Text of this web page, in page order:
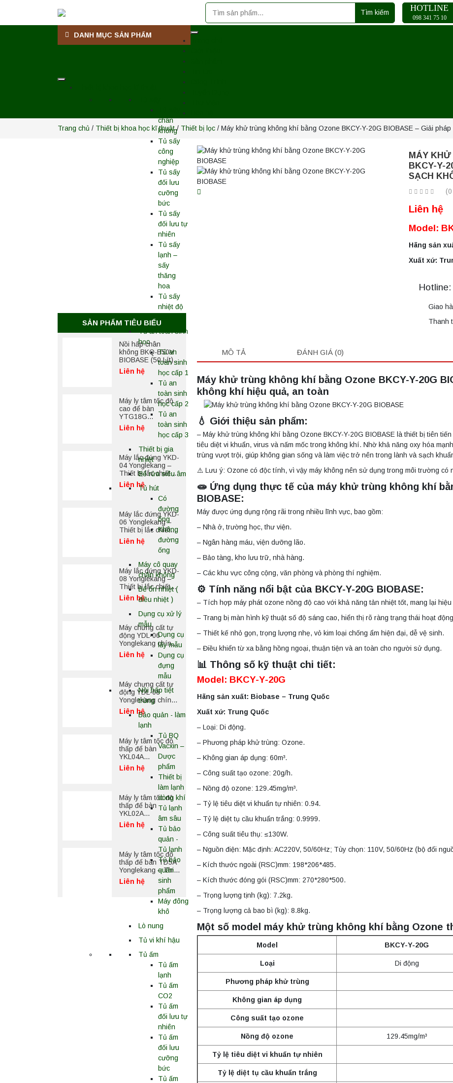
Tìm kiếm HOTLINE
098 341 75 10
DANH MỤC SẢN PHẨM
chân
không
Tủ sấy
công
nghiệp
Tủ sấy
đối lưu
cưỡng
bức
Tủ sấy
đối lưu tự
nhiên
Tủ sấy
lạnh –
sấy
thăng
hoa
Tủ sấy
nhiệt độ
Tủ an toàn sinh
học
Tủ an
toàn sinh
học cấp 1
Tủ an
toàn sinh
học cấp 2
Tủ an
toàn sinh
học cấp 3
Thiết bị gia
nhiệt
Bể rửa siêu âm
Tủ hút
Có
đường
ống
Không
đường
ống
Máy cô quay
chân không
Bể ổn nhiệt (
điều nhiệt )
Dụng cụ xử lý
mẫu
Dụng cụ
lấy mẫu
Dụng cụ
đựng
mẫu
Nồi hấp tiệt
trùng
Bảo quản - làm
lạnh
Tủ BQ
Vacxin –
Dược
phẩm
Thiết bị
làm lạnh
dòng khí
Tủ lạnh
âm sâu
Tủ bảo
quản -
Tủ lạnh
Tủ bảo
quản
sinh
phẩm
Máy đông
khô
Lò nung
Tủ vi khí hậu
Tủ ấm
Tủ ấm
lạnh
Tủ ấm
CO2
Tủ ấm
đối lưu tự
nhiên
Tủ ấm
đối lưu
cưỡng
bức
Tủ ấm
Trang chủ / Thiết bị khoa học kĩ thuật/ Thiết bị lọc / Máy khử trùng không khí bằng Ozone BKCY-Y-20G BIOBASE – Giải
MÁY
BKCY-Y-
SẠCH
Liên hệ
Model:
Hãng sản
Xuất xứ:
Hotline:
Giao
Thanh
MÔ TẢ ĐÁNH GIÁ (0)
Máy khử trùng không khí bằng Ozone BKCY-Y-20G
không khí hiệu quả, an toàn
💧 Giới thiệu sản phẩm:
– Máy khử trùng không khí bằng Ozone BKCY-Y-20G BIOBASE là thiết bị tiên
tiêu diệt vi khuẩn, virus và nấm mốc trong không khí. Nhờ khả năng oxy hóa
trùng vượt trội, giúp không gian sống và làm việc trở nên trong lành và sạch
⚠️ Lưu ý: Ozone có độc tính, vì vậy máy không nên sử dụng trong môi trường có
🧫 Ứng dụng thực tế của máy khử trùng không khí
BIOBASE:
Máy được ứng dụng rộng rãi trong nhiều lĩnh vực, bao gồm:
– Nhà ở, trường học, thư viện.
– Ngân hàng máu, viện dưỡng lão.
– Bảo tàng, kho lưu trữ, nhà hàng.
– Các khu vực công cộng, văn phòng và phòng thí nghiệm.
⚙️ Tính năng nổi bật của BKCY-Y-20G BIOBASE:
– Tích hợp máy phát ozone nồng độ cao với khả năng tản nhiệt tốt, mang lại
– Trang bị màn hình kỹ thuật số độ sáng cao, hiển thị rõ ràng trạng thái hoạt
– Thiết kế nhỏ gọn, trọng lượng nhẹ, vỏ kim loại chống ẩm hiện đại, dễ vệ sinh.
– Điều khiển từ xa bằng hồng ngoại, thuận tiện và an toàn cho người sử dụng.
📊 Thông số kỹ thuật chi tiết:
Model: BKCY-Y-20G
Hãng sản xuất: Biobase – Trung Quốc
Xuất xứ: Trung Quốc
– Loại: Di động.
– Phương pháp khử trùng: Ozone.
– Không gian áp dụng: 60m³.
– Công suất tạo ozone: 20g/h.
– Nồng độ ozone: 129.45mg/m³.
– Tỷ lệ tiêu diệt vi khuẩn tự nhiên: 0.94.
– Tỷ lệ diệt tụ cầu khuẩn trắng: 0.9999.
– Công suất tiêu thụ: ≤130W.
– Nguồn điện: Mặc định: AC220V, 50/60Hz; Tùy chọn: 110V, 50/60Hz (bộ đổi
– Kích thước ngoài (RSC)mm: 198*206*485.
– Kích thước đóng gói (RSC)mm: 270*280*500.
– Trọng lượng tịnh (kg): 7.2kg.
– Trọng lượng cả bao bì (kg): 8.8kg.
Một số model máy khử trùng không khí bằng Ozone
Model BKCY-Y-20G
Loại Di động
Phương pháp khử trùng
Không gian áp dụng
Công suất tạo ozone
Nồng độ ozone 129.45mg/m³
Tỷ lệ tiêu diệt vi khuẩn tự nhiên
Tỷ lệ diệt tụ cầu khuẩn trắng
SẢN PHẨM TIÊU BIỂU
Nồi hấp chân
không BKQ-B50V
BIOBASE (50 Lít) –
Giải pháp tiệt trùng
hiệu quả
Liên hệ
Máy ly tâm tốc độ
cao để bàn
YTG18G
Yonglekang – Thiết
bị ly tâm phòng thí
Liên hệ
Máy lắc đứng YKD-
04 Yonglekang –
Thiết bị lắc chiết
mẫu phòng thí
nghiệm
Liên hệ
Máy lắc đứng YKD-
06 Yonglekang –
Thiết bị lắc chiết
mẫu phòng thí
nghiệm
Liên hệ
Máy lắc đứng YKD-
08 Yonglekang –
Thiết bị lắc chiết
mẫu phòng thí
nghiệm
Liên hệ
Máy chưng cất tự
động YDL-06
Yonglekang chính
hãng – Thiết bị
chưng cất mẫu
nước phòng thí
Liên hệ
Máy chưng cất tự
động YDL-08
Yonglekang chính
hãng – Thiết bị
chưng cất mẫu
nước phòng thí
nghiệm
Liên hệ
Máy ly tâm tốc độ
thấp để bàn
YKL04A
Yonglekang – Máy
ly tâm phòng thí
Liên hệ
Máy ly tâm tốc độ
thấp để bàn
YKL02A
Yonglekang – Máy
ly tâm phòng thí
Liên hệ
Máy ly tâm tốc độ
thấp để bàn TD5A
Yonglekang – Thiết
bị ly tâm phòng thí
nghiệm
Liên hệ